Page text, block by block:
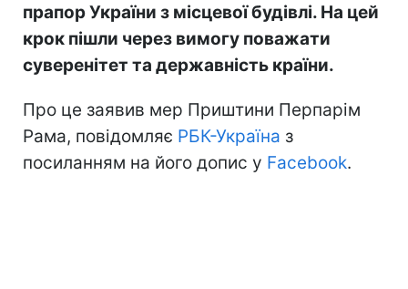
прапор України з місцевої будівлі. На цей
крок пішли через вимогу поважати
суверенітет та державність країни.
Про це заявив мер Приштини Перпарім
Рама, повідомляє РБК-Україна з
посиланням на його допис у Facebook.